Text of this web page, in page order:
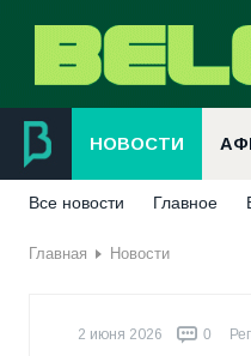
НОВОСТИ
Все новости Главное
Главная Новости
2 июня 2026 0